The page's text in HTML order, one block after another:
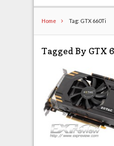
Home Tag: GTX 660Ti
Tagged By GTX